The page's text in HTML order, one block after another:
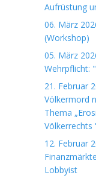
Aufrüstung
06. März
(Workshop)
05. März
Wehrpflicht:
21. Februar
Völkermord
Thema
Völkerrechts
12. Februar
Lobbyist